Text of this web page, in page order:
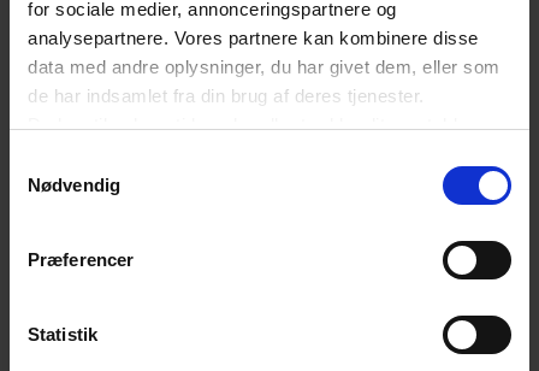
for sociale medier, annonceringspartnere og
analysepartnere. Vores partnere kan kombinere disse
data med andre oplysninger, du har givet dem, eller som
de har indsamlet fra din brug af deres tjenester.
Du kan til enhver tid ændre eller trække dit samtykke
hjørne på websitet.
Nødvendig
Præferencer
Statistik